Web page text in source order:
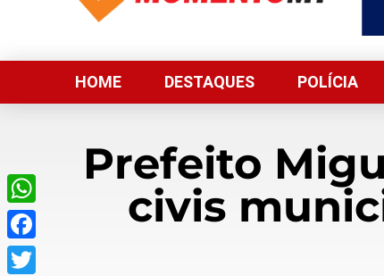
HOME DESTAQUES POLÍCIA
Prefeito
civis
WhatsApp
Facebook